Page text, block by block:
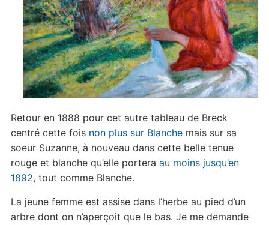
Retour en 1888 pour cet autre tableau de Breck
centré cette fois non plus sur Blanchemais sur sa
soeur Suzanne, à nouveau dans cette belle tenue
rouge et blanche qu’elle portera au moins jusqu’en
1892, tout comme Blanche.
La jeune femme est assise dans l’herbe au pied d’un
arbre dont on n’aperçoit que le bas. Je me demande